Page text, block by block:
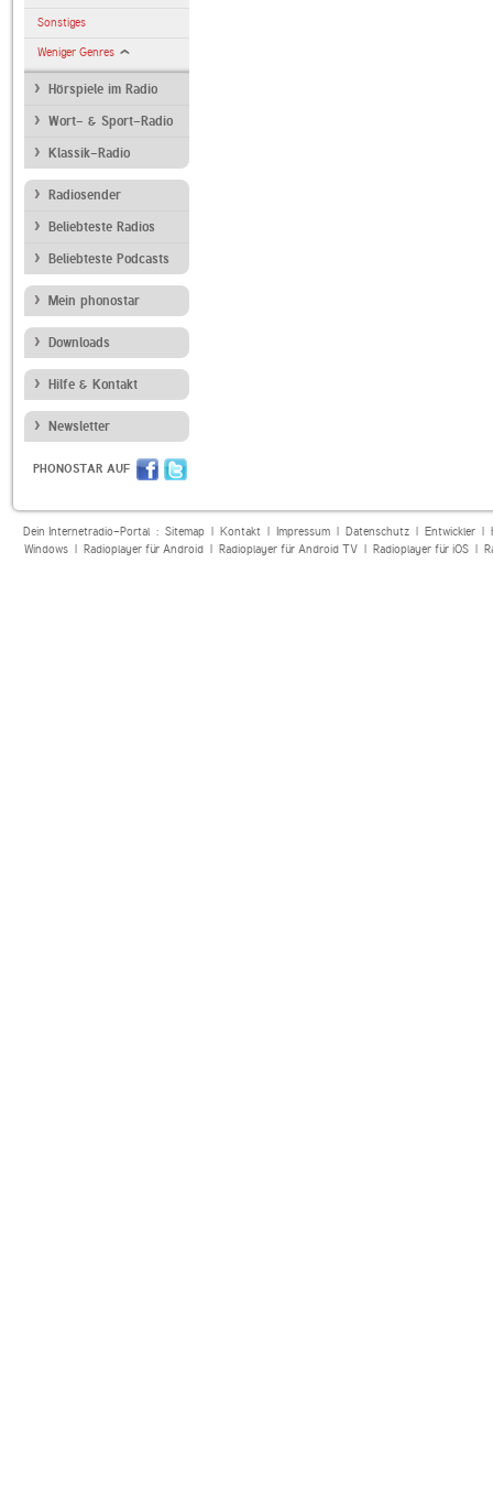
Sonstiges
Weniger Genres
Hörspiele im Radio
Wort- & Sport-Radio
Klassik-Radio
Radiosender
Beliebteste Radios
Beliebteste Podcasts
Mein phonostar
Downloads
Hilfe & Kontakt
Newsletter
PHONOSTAR AUF
Dein Internetradio-Portal : Sitemap| Kontakt| Impressum| Datenschutz| Entwickler|
Windows| Radioplayer für Android| Radioplayer für Android TV| Radioplayer für iOS|